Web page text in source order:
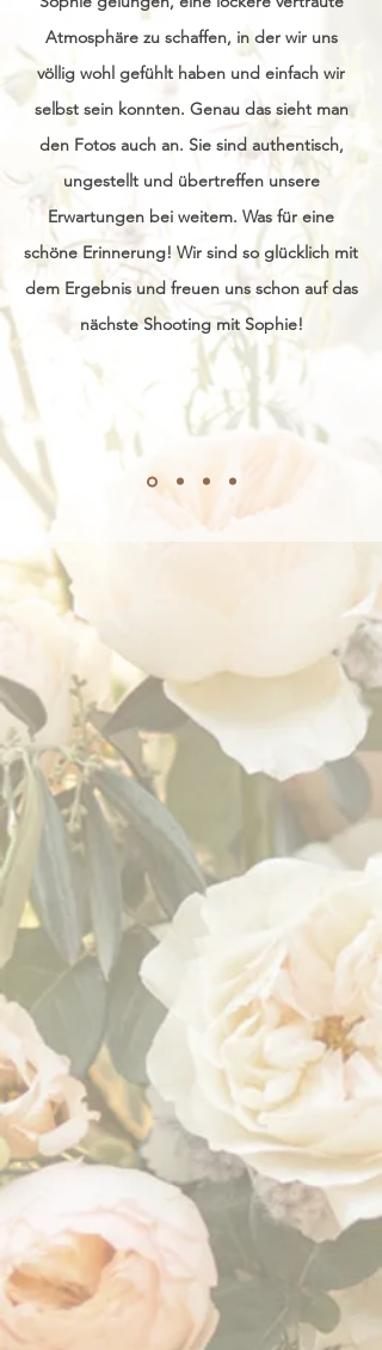
Atmosphäre zu schaffen, in der wir uns
völlig wohl gefühlt haben und einfach wir
selbst sein konnten. Genau das sieht man
den Fotos auch an. Sie sind authentisch,
ungestellt und übertreffen unsere
Erwartungen bei weitem. Was für eine
schöne Erinnerung! Wir sind so glücklich mit
dem Ergebnis und freuen uns schon auf das
nächste Shooting mit Sophie!